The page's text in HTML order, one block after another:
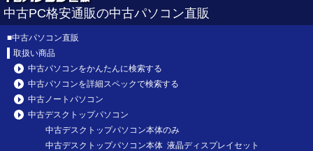
中古PC格安通販の中古パソコン直販
■中古パソコン直販
取扱い商品
中古パソコンをかんたんに検索する
中古パソコンを詳細スペックで検索する
中古ノートパソコン
中古デスクトップパソコン
中古デスクトップパソコン本体のみ
中古デスクトップパソコン本体 液晶ディスプレイセット